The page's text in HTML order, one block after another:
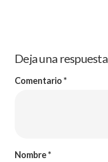
Deja una respuesta
Comentario*
Nombre*